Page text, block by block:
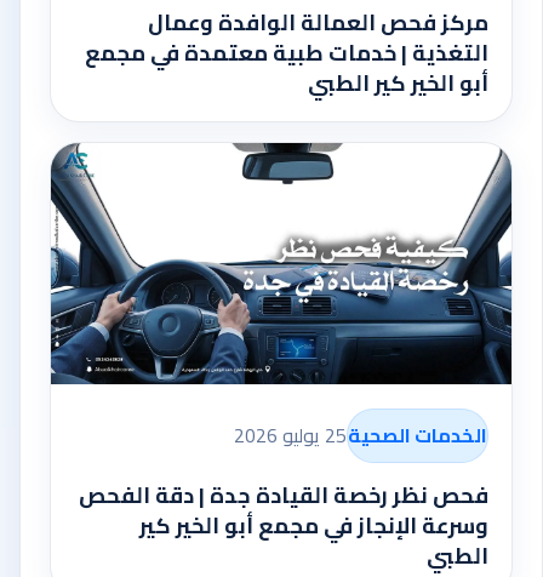
مركز فحص العمالة الوافدة وعمال
التغذية | خدمات طبية معتمدة في مجمع
أبو الخير كير الطبي
الخدمات الصحية25 يوليو 2026
فحص نظر رخصة القيادة جدة | دقة الفحص
وسرعة الإنجاز في مجمع أبو الخير كير
الطبي